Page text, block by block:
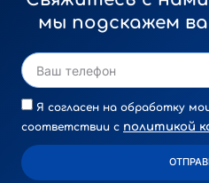
мы подскажем
Я согласен на обработку
соответствии с политикой